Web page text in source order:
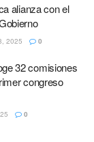
alianza con el
2025 0
32 comisiones
congreso
0